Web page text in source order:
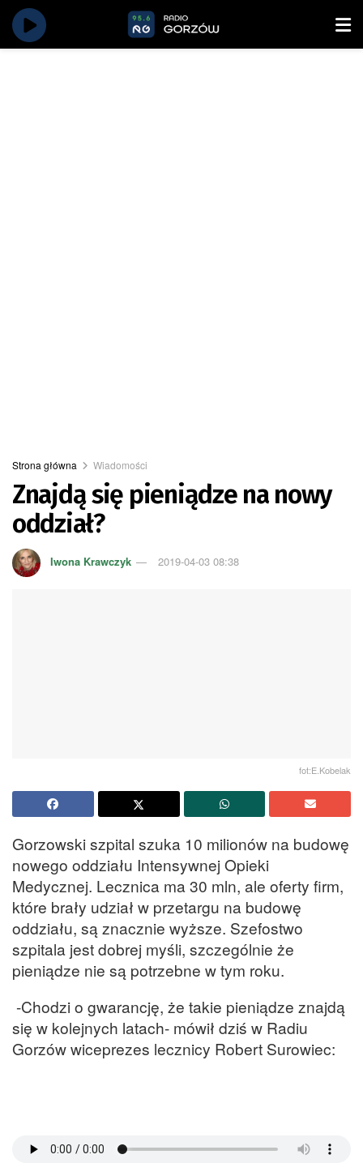
Strona główna Wiadomości
Znajdą się pieniądze na nowy
oddział?
Iwona Krawczyk 2019-04-03 08:38
fot:E.Kobelak
Gorzowski szpital szuka 10 milionów na budowę
nowego oddziału Intensywnej Opieki
Medycznej. Lecznica ma 30 mln, ale oferty firm,
które brały udział w przetargu na budowę
oddziału, są znacznie wyższe. Szefostwo
szpitala jest dobrej myśli, szczególnie że
pieniądze nie są potrzebne w tym roku.
-Chodzi o gwarancję, że takie pieniądze znajdą
się w kolejnych latach- mówił dziś w Radiu
Gorzów wiceprezes lecznicy Robert Surowiec: